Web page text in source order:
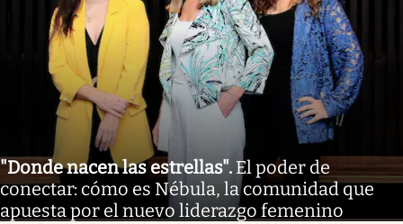
"Donde nacen las estrellas". El poder de
conectar: cómo es Nébula, la comunidad que
apuesta por el nuevo liderazgo femenino